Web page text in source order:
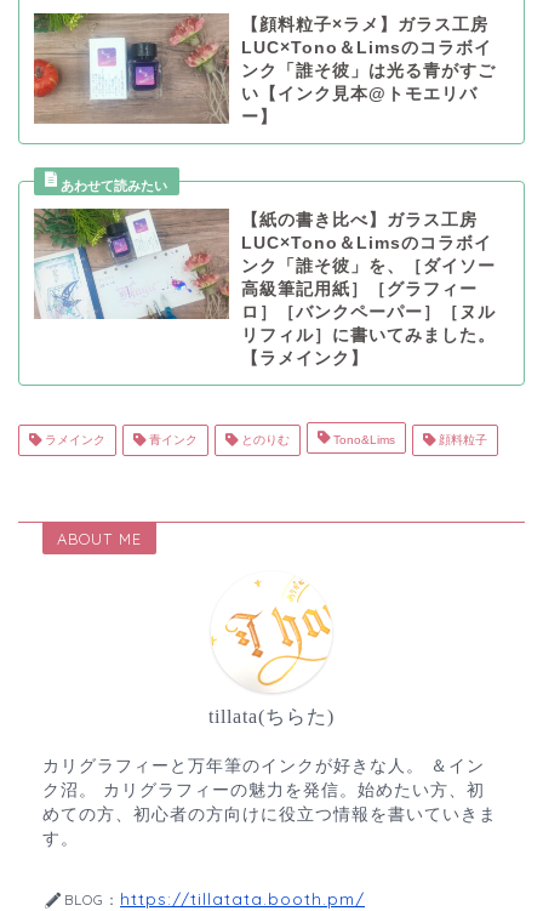
【顔料粒子×ラメ】ガラス工房
LUC×Tono＆Limsのコラボイ
ンク「誰そ彼」は光る青がすご
い【インク見本@トモエリバ
ー】
【紙の書き比べ】ガラス工房
LUC×Tono＆Limsのコラボイ
ンク「誰そ彼」を、［ダイソー
高級筆記用紙］［グラフィー
ロ］［バンクペーパー］［ヌル
リフィル］に書いてみました。
【ラメインク】
ラメインク 青インク とのりむ Tono&Lims 顔料粒子
ABOUT ME
tillata(ちらた)
カリグラフィーと万年筆のインクが好きな人。 ＆イン
ク沼。 カリグラフィーの魅力を発信。始めたい方、初
めての方、初心者の方向けに役立つ情報を書いていきま
す。
BLOG： https://tillatata.booth.pm/